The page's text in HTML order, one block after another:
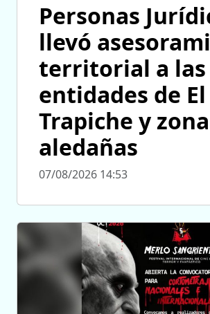
Personas
llevó
territorial a las
entidades de El
Trapiche y
aledañas
07/08/2026 14:53